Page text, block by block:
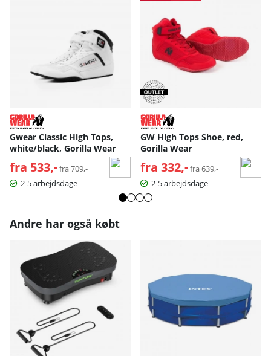
Gwear Classic High Tops,
white/black, Gorilla Wear
fra 533,- Normalpris:
fra 709,-
2-5 arbejdsdage
GW High Tops Shoe, red,
Gorilla Wear
fra 332,- Normalpris:
fra 639,-
2-5 arbejdsdage
Andre har også købt